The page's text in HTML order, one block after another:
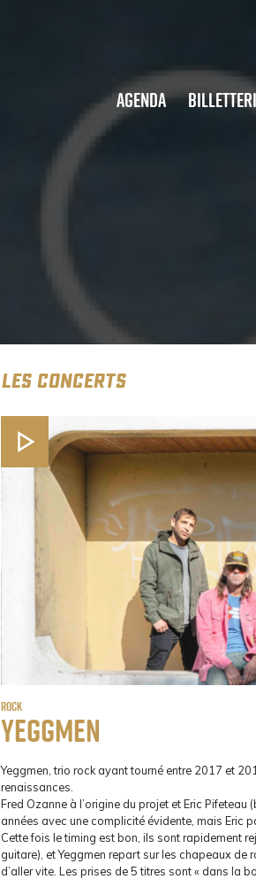
Agenda
LES CONCERTS
Rock
Yeggmen
Yeggmen, trio rock ayant tourné entre 2017 et
renaissances.
Fred Ozanne à l’origine du projet et Eric
années avec une complicité évidente, mais Eric
Cette fois le timing est bon, ils sont rapidement
guitare), et Yeggmen repart sur les chapeaux de
d’aller vite. Les prises de 5 titres sont « dans la